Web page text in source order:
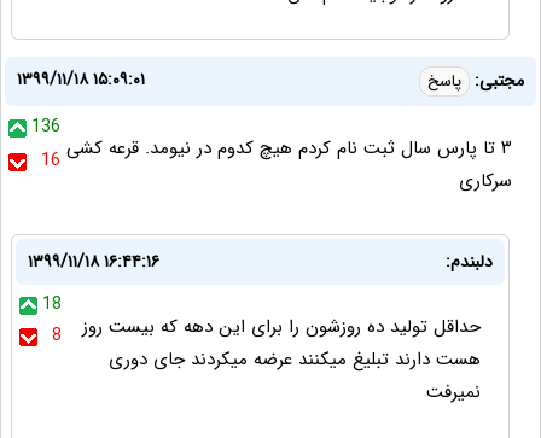
مجتبی: پاسخ
۱۳۹۹/۱۱/۱۸ ۱۵:۰۹:۰۱
136
16 ۳ تا پارس سال ثبت نام کردم هیچ کدوم در نیومد. قرعه کشی
سرکاری
دلبندم:
۱۳۹۹/۱۱/۱۸ ۱۶:۴۴:۱۶
18
8
حداقل تولید ده روزشون را برای این دهه که بیست روز
هست دارند تبلیغ میکنند عرضه میکردند جای دوری
نمیرفت